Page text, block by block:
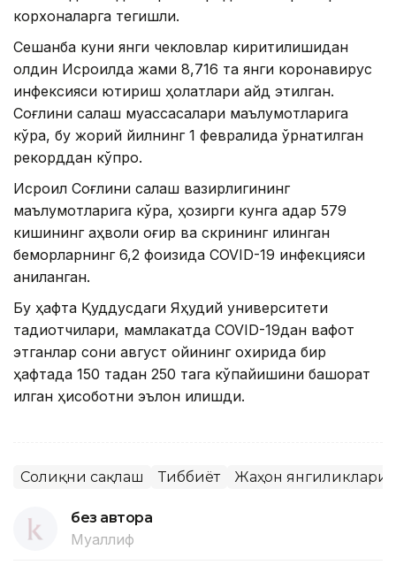
корхоналарга тегишли.
Сешанба куни янги чекловлар киритилишидан
олдин Исроилда жами 8,716 та янги коронавирус
инфексияси юқтириш ҳолатлари қайд этилган.
Соғлиқни сақлаш муассасалари маълумотларига
кўра, бу жорий йилнинг 1 февралида ўрнатилган
рекорддан кўпроқ.
Исроил Соғлиқни сақлаш вазирлигининг
маълумотларига кўра, ҳозирги кунга қадар 579
кишининг аҳволи оғир ва скрининг қилинган
беморларнинг 6,2 фоизида COVID-19 инфекцияси
аниқланган.
Бу ҳафта Қуддусдаги Яҳудий университети
тадқиқотчилари, мамлакатда COVID-19дан вафот
этганлар сони август ойининг охирида бир
ҳафтада 150 тадан 250 тага кўпайишини башорат
қилган ҳисоботни эълон қилишди.
Соғлиқни сақлаш Тиббиёт Жаҳон янгиликлари
без автора
Муаллиф